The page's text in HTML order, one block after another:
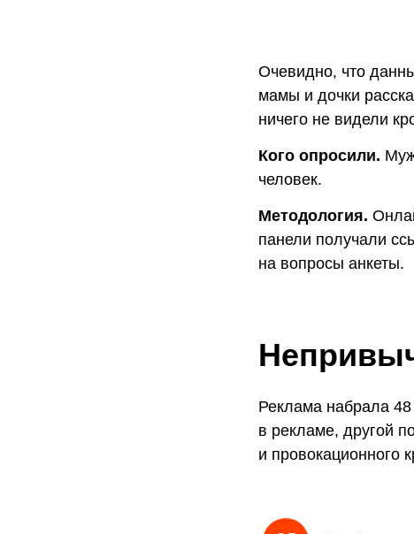
Очевидно, что
мамы и дочки
ничего не видели
Кого опросили.
человек.
Методология.
панели получали
на вопросы анкеты.
Реклама набрала
в рекламе, другой
и провокационного